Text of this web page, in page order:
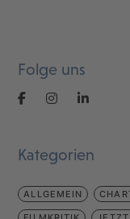
Folge uns
Kategorien
ALLGEMEIN